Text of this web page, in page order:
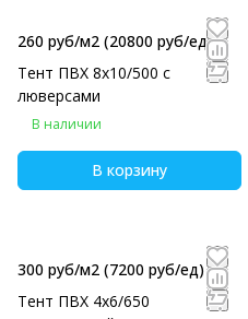
260 руб/м2 (20800 руб/eд)
Тент ПВХ 8х10/500 с
люверсами
В наличии
В корзину
300 руб/м2 (7200 руб/eд)
Тент ПВХ 4х6/650